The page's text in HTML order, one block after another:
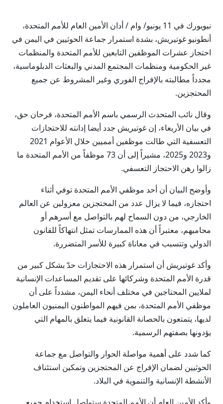
نيويورك في 11 يونيو/ وام / أدان الأمين العام للأمم المتحدة،
أنطونيو غوتيريش، بشدة استمرار جماعة الحوثيين في اليمن في
احتجاز عشرات الموظفين التابعين للأمم المتحدة والمنظمات
غير الحكومية ومنظمات المجتمع المدني والبعثات الدبلوماسية،
مجدداً مطالبته بالإفراج الفوري وغير المشروط عن جميع
المحتجزين.
وقال نائب المتحدث الرسمي باسم الأمم المتحدة، فرحان حق،
في بيان الأربعاء، إن غوتيريش جدد أيضا إدانته للاحتجازات
التعسفية التي طالت موظفين أمميين خلال الأعوام 2021
و2023 و2025، مشيراً إلى أن 73 موظفاً من الأمم المتحدة ما
زالوا رهن الاحتجاز التعسفي.
وأوضح البيان أن أحد موظفي الأمم المتحدة توفي أثناء
احتجازه، فيما لا يزال عدد من المحتجزين معزولين عن العالم
الخارجي، من دون السماح لهم بالتواصل مع أسرهم أو
محاميهم، معتبراً أن هذه الممارسات تمثل انتهاكاً للقانون
الدولي وتتسبب في معاناة كبيرة للأسر المتضررة.
وأكد غوتيريش أن استمرار هذه الاحتجازات حدّ بشكل كبير من
قدرة الأمم المتحدة وشركائها على تقديم المساعدات الإنسانية
لملايين المحتاجين في مختلف أنحاء اليمن، مشدداً على أن
موظفي الأمم المتحدة، بمن فيهم المواطنون اليمنيون العاملون
لديها، يتمتعون بالحصانة القانونية فيما يتعلق بالمهام التي
يؤدونها بصفتهم الرسمية.
كما شدد على أهمية مواصلة الحوار والتواصل مع جماعة
الحوثيين لضمان الإفراج عن المحتجزين وتمكين استئناف
الأنشطة الإنسانية والتنموية في البلاد.